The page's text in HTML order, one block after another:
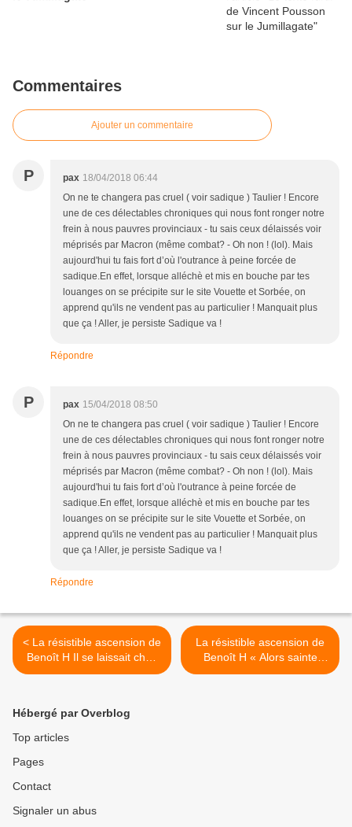
Commentaires
Ajouter un commentaire
P pax 18/04/2018 06:44
On ne te changera pas cruel ( voir sadique ) Taulier ! Encore
une de ces délectables chroniques qui nous font ronger notre
frein à nous pauvres provinciaux - tu sais ceux délaissés voir
méprisés par Macron (même combat? - Oh non ! (lol). Mais
aujourd'hui tu fais fort d’où l'outrance à peine forcée de
sadique.En effet, lorsque alléchè et mis en bouche par tes
louanges on se précipite sur le site Vouette et Sorbée, on
apprend qu'ils ne vendent pas au particulier ! Manquait plus
que ça ! Aller, je persiste Sadique va !
Répondre
P pax 15/04/2018 08:50
On ne te changera pas cruel ( voir sadique ) Taulier ! Encore
une de ces délectables chroniques qui nous font ronger notre
frein à nous pauvres provinciaux - tu sais ceux délaissés voir
méprisés par Macron (même combat? - Oh non ! (lol). Mais
aujourd'hui tu fais fort d’où l'outrance à peine forcée de
sadique.En effet, lorsque alléchè et mis en bouche par tes
louanges on se précipite sur le site Vouette et Sorbée, on
apprend qu'ils ne vendent pas au particulier ! Manquait plus
que ça ! Aller, je persiste Sadique va !
Répondre
< La résistible ascension de
Benoît H Il se laissait choir
sur le sofa auprès d’Anna
La résistible ascension de
Benoît H « Alors sainte
femme, j'espère ne pas
Hébergé par Overblog
Top articles
Pages
Contact
Signaler un abus